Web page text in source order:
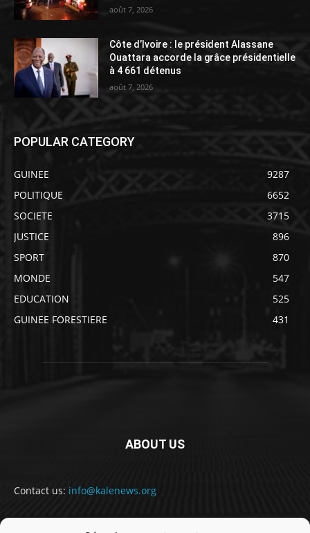
août 7, 2026
Côte d’Ivoire : le président Alassane
Ouattara accorde la grâce présidentielle
à 4 661 détenus
août 7, 2026
POPULAR CATEGORY
GUINEE
9287
POLITIQUE
6652
SOCIETE
3715
JUSTICE
896
SPORT
870
MONDE
547
EDUCATION
525
GUINEE FORESTIERE
431
ABOUT US
Contact us: info@kalenews.org